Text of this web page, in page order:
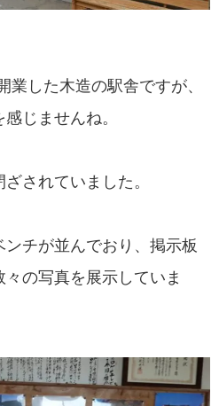
業した木造の駅舎ですが、
じませんね。
されていました。
チが並んでおり、掲示板
の写真を展示していま